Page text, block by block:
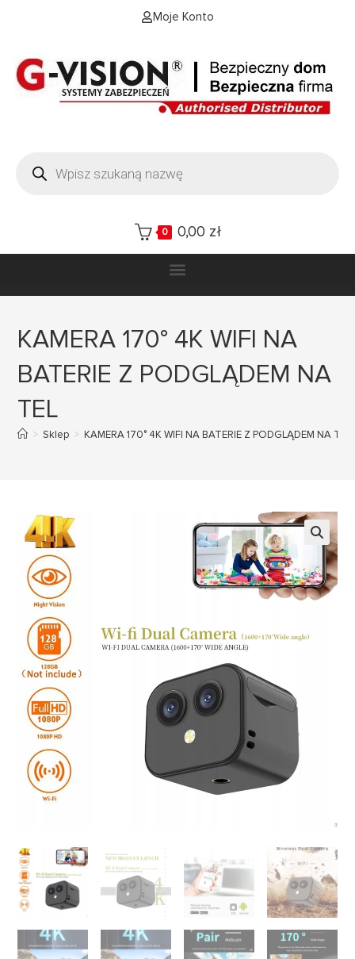
Moje Konto
0 0,00 zł
KAMERA 170° 4K WIFI NA
BATERIE Z PODGLĄDEM NA
TEL
> Sklep > KAMERA 170° 4K WIFI NA BATERIE Z PODGLĄDEM NA TEL